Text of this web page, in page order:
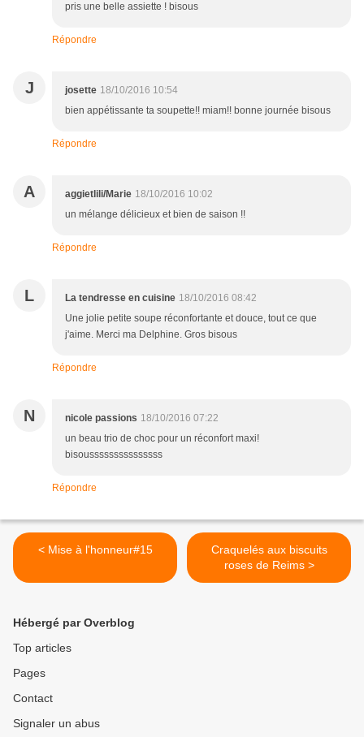
pris une belle assiette ! bisous
Répondre
J josette 18/10/2016 10:54
bien appétissante ta soupette!! miam!! bonne journée bisous
Répondre
A aggietlili/Marie 18/10/2016 10:02
un mélange délicieux et bien de saison !!
Répondre
L La tendresse en cuisine 18/10/2016 08:42
Une jolie petite soupe réconfortante et douce, tout ce que
j'aime. Merci ma Delphine. Gros bisous
Répondre
N nicole passions 18/10/2016 07:22
un beau trio de choc pour un réconfort maxi!
bisousssssssssssssss
Répondre
< Mise à l'honneur#15
Craquelés aux biscuits
roses de Reims >
Hébergé par Overblog
Top articles
Pages
Contact
Signaler un abus